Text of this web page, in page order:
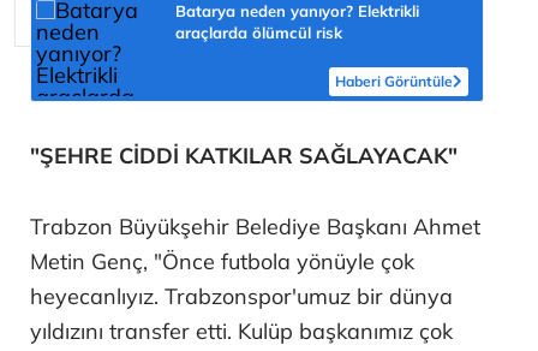
Batarya neden yanıyor? Elektrikli
araçlarda ölümcül risk
Haberi Görüntüle
"ŞEHRE CİDDİ KATKILAR SAĞLAYACAK"
Trabzon Büyükşehir Belediye Başkanı Ahmet
Metin Genç, "Önce futbola yönüyle çok
heyecanlıyız. Trabzonspor'umuz bir dünya
yıldızını transfer etti. Kulüp başkanımız çok